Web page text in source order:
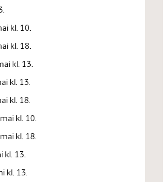
kl. 10.
kl. 18.
kl. 13.
kl. 13.
kl. 18.
kl. 10.
kl. 18.
kl. 13.
kl. 13.